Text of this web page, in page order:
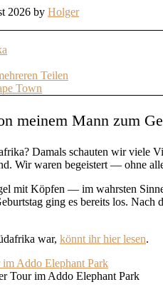
2026 by Holger
Teilen
Town
meinem Mann zum
Damals schauten wir viele
Wir waren begeistert — ohne
mit Köpfen — im wahrsten
ging es bereits los.
war, könnt ihr hier lesen.
Tour im Addo Elephant Park